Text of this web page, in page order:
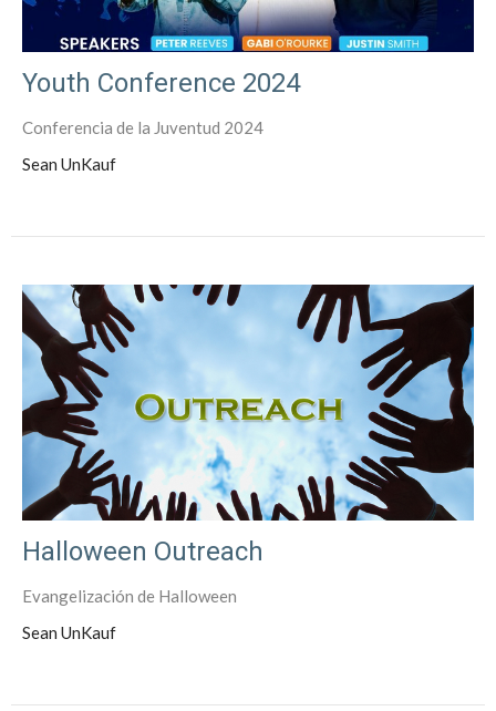
Youth Conference 2024
Conferencia de la Juventud 2024
Sean UnKauf
Halloween Outreach
Evangelización de Halloween
Sean UnKauf